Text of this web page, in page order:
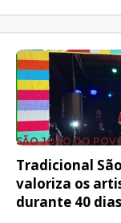
SÃO JOÃO DO
Tradicional
valoriza os
durante 40